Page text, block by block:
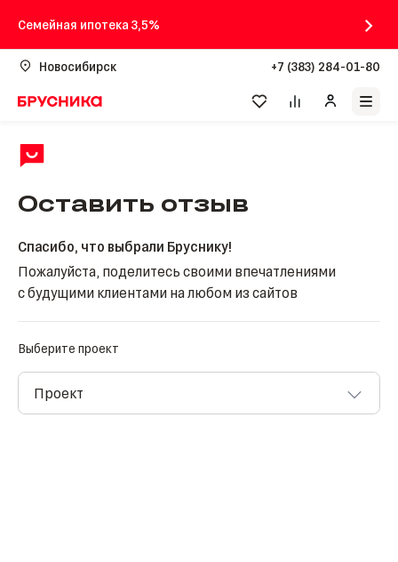
Семейная ипотека 3,5%
Новосибирск +7 (383) 284-01-80
Оставить отзыв
Спасибо, что выбрали Бруснику!
Пожалуйста, поделитесь своими впечатлениями
с будущими клиентами на любом из сайтов
Выберите проект